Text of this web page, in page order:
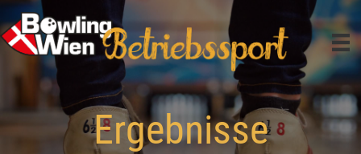
Zum
Inhalt
springen
Ergebnisse